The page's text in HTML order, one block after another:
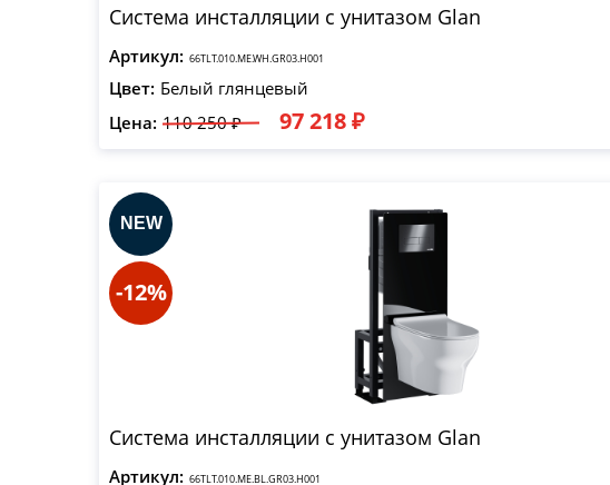
Система инсталляции с унитазом Glan
Артикул: 66TLT.010.ME.WH.GR03.H001
Цвет: Белый глянцевый
Цена: 110 250 ₽ 97 218 ₽
-12%
Система инсталляции с унитазом Glan
Артикул: 66TLT.010.ME.BL.GR03.H001